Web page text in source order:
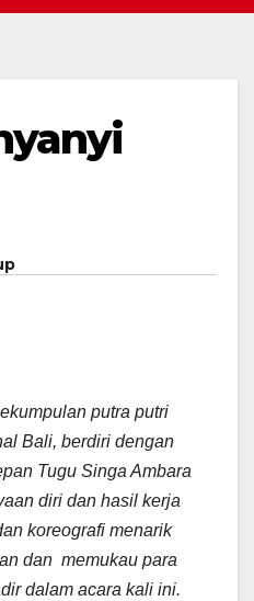
putra putri
Bali, berdiri dengan
Tugu Singa Ambara
diri dan hasil kerja
koreografi menarik
dan memukau para
dalam acara kali ini.